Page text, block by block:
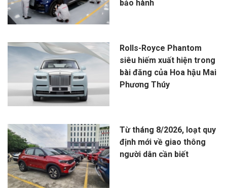
bảo hành
Rolls-Royce Phantom
siêu hiếm xuất hiện trong
bài đăng của Hoa hậu Mai
Phương Thúy
Từ tháng 8/2026, loạt quy
định mới về giao thông
người dân cần biết